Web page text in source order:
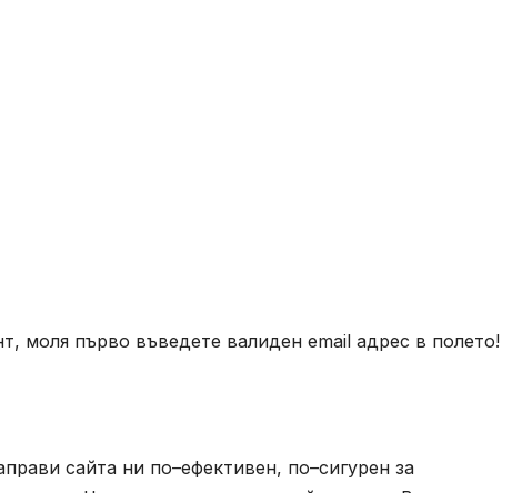
моля първо въведете валиден email адрес в полето!
сайта ни по–ефективен, по–сигурен за